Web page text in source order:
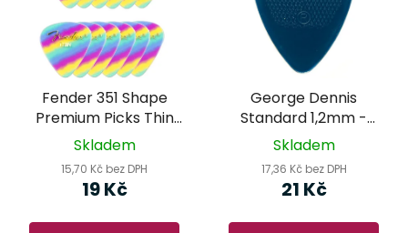
Fender 351 Shape
Premium Picks Thin
Rainbow - trsátko
Skladem
15,70 Kč bez DPH
19 Kč
George Dennis
Standard 1,2mm -
trsátko
Skladem
17,36 Kč bez DPH
21 Kč